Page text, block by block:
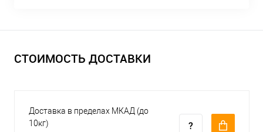
СТОИМОСТЬ ДОСТАВКИ
Доставка в пределах МКАД (до
10кг)